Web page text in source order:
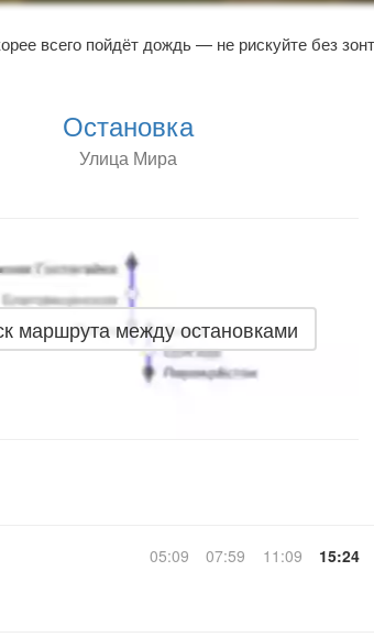
всего пойдёт дождь — не рискуйте без
Остановка
Улица Мира
маршрута между остановками
05:09 07:59 11:09 15:24